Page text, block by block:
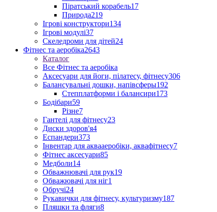
Піратський корабель17
Природа219
Ігрові конструктори134
Ігрові модулі37
Скеледроми для дітей24
Фітнес та аеробіка2643
Каталог
Все Фітнес та аеробіка
Аксесуари для йоги, пілатесу, фітнесу306
Балансувальні дошки, напівсферы192
Степплатформи і балансири173
Бодібари59
Різне7
Гантелі для фітнесу23
Диски здоров'я4
Еспандери373
Інвентар для аквааеробіки, аквафітнесу7
Фітнес аксесуари85
Медболи14
Обважнювачі для рук19
Обважювачі для ніг1
Обручі24
Рукавички для фітнесу, культуризму187
Пляшки та фляги8